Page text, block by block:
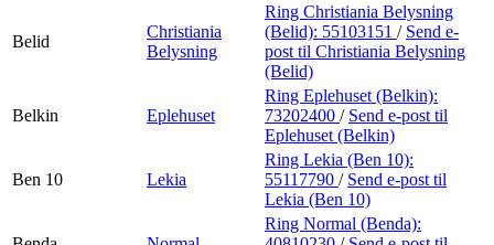
Belid
Christiania
Belysning
Ring Christiania Belysning
(Belid): 55103151 / Send e-
post til Christiania Belysning
(Belid)
Belkin Eplehuset
Ring Eplehuset (Belkin):
73202400 / Send e-post til
Eplehuset (Belkin)
Ben 10 Lekia
Ring Lekia (Ben 10):
55117790 / Send e-post til
Lekia (Ben 10)
Ring Normal (Benda):